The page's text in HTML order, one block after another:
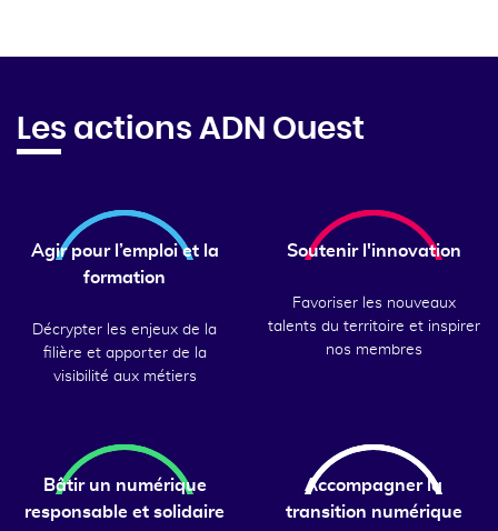
Les actions ADN Ouest
Agir pour l’emploi et la
formation
Décrypter les enjeux de la
filière et apporter de la
visibilité aux métiers
Soutenir l'innovation
Favoriser les nouveaux
talents du territoire et inspirer
nos membres
Bâtir un numérique
responsable et solidaire
Accompagner la
transition numérique